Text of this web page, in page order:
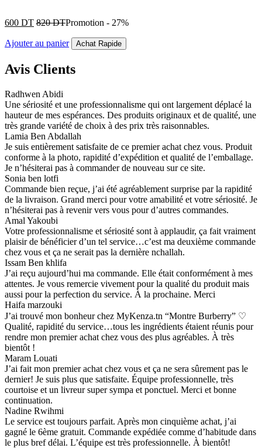
600 DT 820DTPromotion - 27%
Ajouter au panier Achat Rapide
Avis Clients
Radhwen Abidi
Une sériosité et une professionnalisme qui ont largement déplacé la
hauteur de mes espérances. Des produits originaux et de qualité, une
très grande variété de choix à des prix très raisonnables.
Lamia Ben Abdallah
Je suis entièrement satisfaite de ce premier achat chez vous. Produit
conforme à la photo, rapidité d’expédition et qualité de l’emballage.
Je n’hésiterai pas à commander de nouveau sur ce site.
Sonia ben lotfi
Commande bien reçue, j’ai été agréablement surprise par la rapidité
de la livraison. Grand merci pour votre amabilité et votre sériosité. Je
n’hésiterai pas à revenir vers vous pour d’autres commandes.
Amal Yakoubi
Votre professionnalisme et sériosité sont à applaudir, ça fait vraiment
plaisir de bénéficier d’un tel service…c’est ma deuxième commande
chez vous et ça ne serait pas la dernière nchallah.
Issam Ben khlifa
J’ai reçu aujourd’hui ma commande. Elle était conformément à mes
attentes. Je vous remercie vivement pour la qualité du produit mais
aussi pour la perfection du service. À la prochaine. Merci
Haifa marzouki
J’ai trouvé mon bonheur chez MyKenza.tn “Montre Burberry” ♡
Qualité, rapidité du service…tous les ingrédients étaient réunis pour
rendre mon premier achat chez vous des plus agréables. À très
bientôt !
Maram Louati
J’ai fait mon premier achat chez vous et ça ne sera sûrement pas le
dernier! Je suis plus que satisfaite. Équipe professionnelle, très
courtoise et un livreur super sympa et ponctuel. Merci et bonne
continuation.
Nadine Rwihmi
Le service est toujours parfait. Après mon cinquième achat, j’ai
gagné le 6ème gratuit. Commande expédiée comme d’habitude dans
le plus bref délai. L’équipe est très professionnelle. À bientôt!